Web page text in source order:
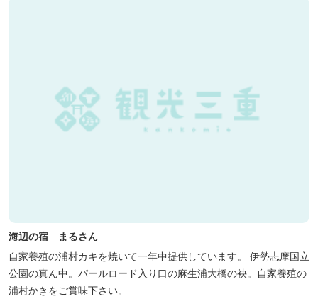
海辺の宿 まるさん
自家養殖の浦村カキを焼いて一年中提供しています。 伊勢志摩国立
公園の真ん中。パールロード入り口の麻生浦大橋の袂。自家養殖の
浦村かきをご賞味下さい。